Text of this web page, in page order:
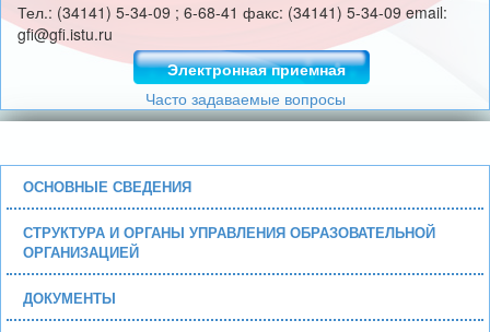
Тел.: (34141) 5-34-09 ; 6-68-41 факс: (34141) 5-34-09 email:
gfi@gfi.istu.ru
Электронная приемная
Часто задаваемые вопросы
ОСНОВНЫЕ СВЕДЕНИЯ
СТРУКТУРА И ОРГАНЫ УПРАВЛЕНИЯ ОБРАЗОВАТЕЛЬНОЙ
ОРГАНИЗАЦИЕЙ
ДОКУМЕНТЫ